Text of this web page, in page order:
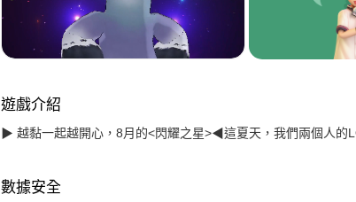
遊戲介紹
▶ 越黏一起越開心，8月的<閃耀之星>◀這夏天，我們兩個人的
數據安全